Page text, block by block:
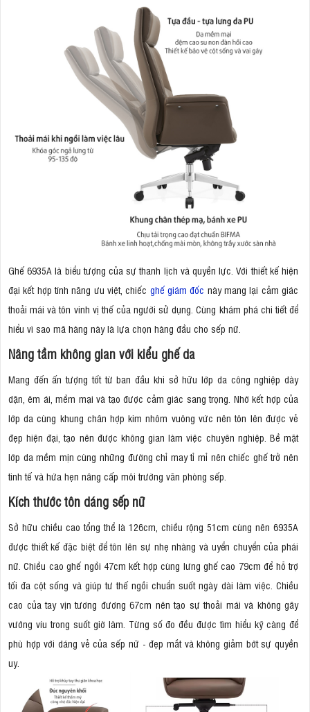
Ghế 6935A là biểu tượng của sự thanh lịch và quyền lực. Với thiết kế hiện
đại kết hợp tính năng ưu việt, chiếc ghế giám đốc này mang lại cảm giác
thoải mái và tôn vinh vị thế của người sử dụng. Cùng khám phá chi tiết để
hiểu vì sao mã hàng này là lựa chọn hàng đầu cho sếp nữ.
Nâng tầm không gian với kiểu ghế da
Mang đến ấn tượng tốt từ ban đầu khi sở hữu lớp da công nghiệp dày
dặn, êm ái, mềm mại và tạo được cảm giác sang trọng. Nhờ kết hợp của
lớp da cùng khung chân hợp kim nhôm vuông vức nên tôn lên được vẻ
đẹp hiện đại, tạo nên được không gian làm việc chuyên nghiệp. Bề mặt
lớp da mềm mịn cùng những đường chỉ may tỉ mỉ nên chiếc ghế trở nên
tinh tế và hứa hẹn nâng cấp môi trường văn phòng sếp.
Kích thước tôn dáng sếp nữ
Sở hữu chiều cao tổng thể là 126cm, chiều rộng 51cm cùng nên 6935A
được thiết kế đặc biệt để tôn lên sự nhẹ nhàng và uyển chuyển của phái
nữ. Chiều cao ghế ngồi 47cm kết hợp cùng lưng ghế cao 79cm để hỗ trợ
tối đa cột sống và giúp tư thế ngồi chuẩn suốt ngày dài làm việc. Chiều
cao của tay vịn tương đương 67cm nên tạo sự thoải mái và không gây
vướng víu trong suốt giờ làm. Từng số đo đều được tìm hiểu kỹ càng để
phù hợp với dáng vẻ của sếp nữ - đẹp mắt và không giảm bớt sự quyền
uy.